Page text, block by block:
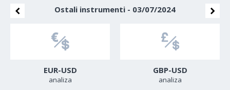
Ostali instrumenti - 03/07/2024
EUR-USD
analiza
GBP-USD
analiza